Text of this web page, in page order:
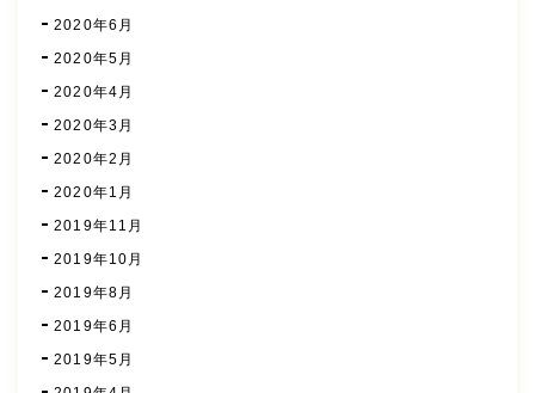
2020年6月
2020年5月
2020年4月
2020年3月
2020年2月
2020年1月
2019年11月
2019年10月
2019年8月
2019年6月
2019年5月